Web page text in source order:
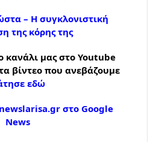
– Η συγκλονιστική
της κόρης της
κανάλι μας στο Youtube
βίντεο που ανεβάζουμε
εδώ
στο Google
News